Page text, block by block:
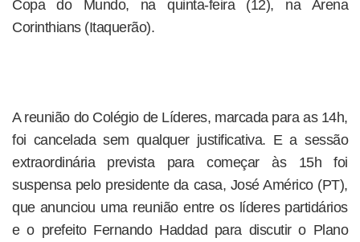
Copa do Mundo, na quinta-feira (12), na Arena
Corinthians (Itaquerão).
A reunião do Colégio de Líderes, marcada para as 14h,
foi cancelada sem qualquer justificativa. E a sessão
extraordinária prevista para começar às 15h foi
suspensa pelo presidente da casa, José Américo (PT),
que anunciou uma reunião entre os líderes partidários
e o prefeito Fernando Haddad para discutir o Plano